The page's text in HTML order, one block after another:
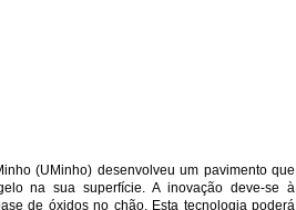
(UMinho) desenvolveu um pavimento que
na sua superfície. A inovação deve-se à
de óxidos no chão. Esta tecnologia poderá